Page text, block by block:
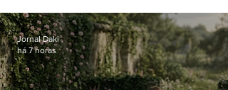
Jornal Daki
há 7 horas